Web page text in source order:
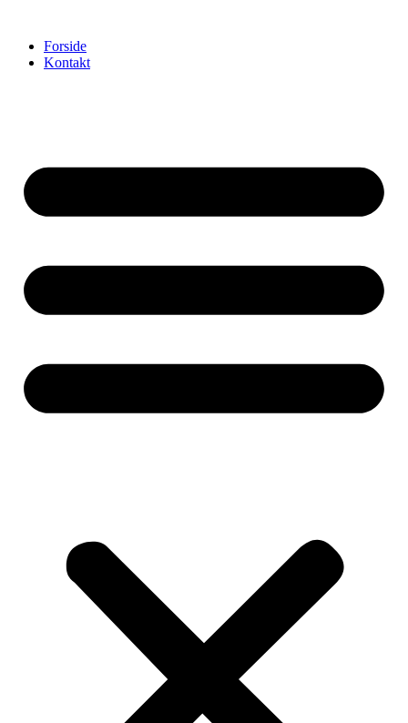
indholdForside
Kontakt